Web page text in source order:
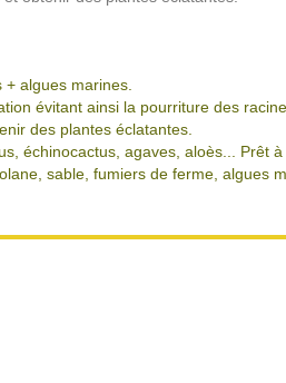
algues marines.
évitant ainsi la pourriture des
des plantes éclatantes.
échinocactus, agaves, aloès... Prêt à
sable, fumiers de ferme, algues